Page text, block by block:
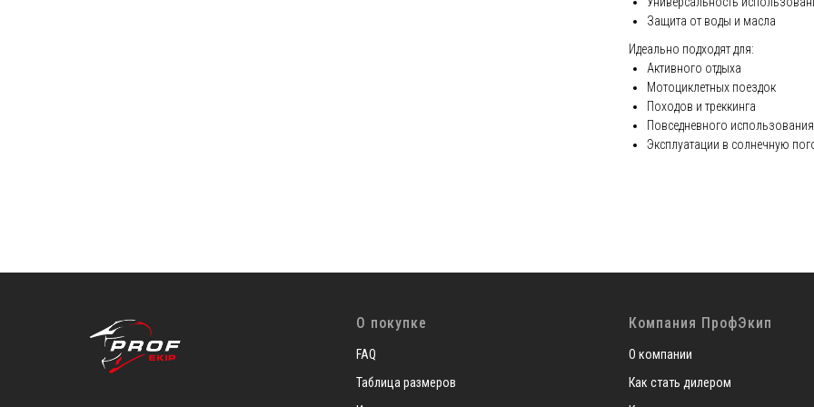
Защита от воды и масла
Идеально подходят для:
Активного отдыха
Мотоциклетных поездок
Походов и треккинга
Повседневного использования
Эксплуатации в солнечную
О покупке
FAQ
Таблица размеров
Компания ПрофЭкип
О компании
Как стать дилером